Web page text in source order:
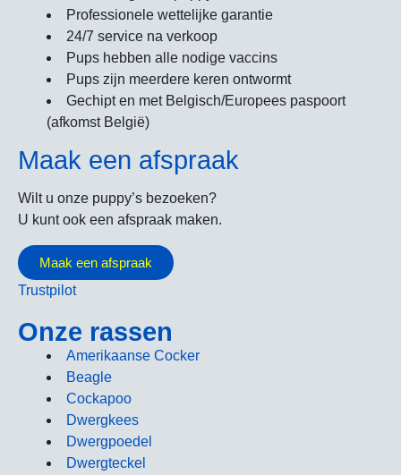
Professionele wettelijke garantie
24/7 service na verkoop
Pups hebben alle nodige vaccins
Pups zijn meerdere keren ontwormt
Gechipt en met Belgisch/Europees paspoort
(afkomst België)
Maak een afspraak
Wilt u onze puppy’s bezoeken?
U kunt ook een afspraak maken.
Maak een afspraak
Trustpilot
Onze rassen
Amerikaanse Cocker
Beagle
Cockapoo
Dwergkees
Dwergpoedel
Dwergteckel